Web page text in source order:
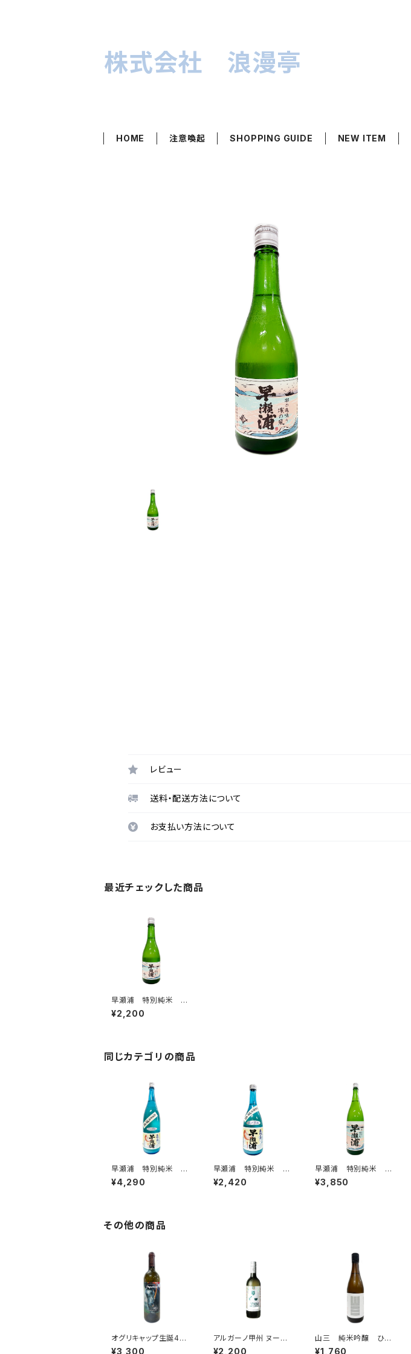
株式会社 浪漫亭
HOME 注意喚起 SHOPPING GUIDE NEW ITEM
レビュー
送料・配送方法について
お支払い方法について
最近チェックした商品
早瀬浦 特別純米 濱
の風 720ml
¥2,200
同じカテゴリの商品
早瀬浦 特別純米 浦
底 1800ml
¥4,290
早瀬浦 特別純米 浦
底 720ml
¥2,420
早瀬浦 特別純米 濱
の風 1800ml
¥3,850
その他の商品
オグリキャップ生誕40
周年 赤ワイン 750
¥3,300
アルガーノ甲州 ヌーボ
ー 2026 白ワイン
¥2,200
山三 純米吟醸 ひと
ごこち 五割五分 う
¥1,760